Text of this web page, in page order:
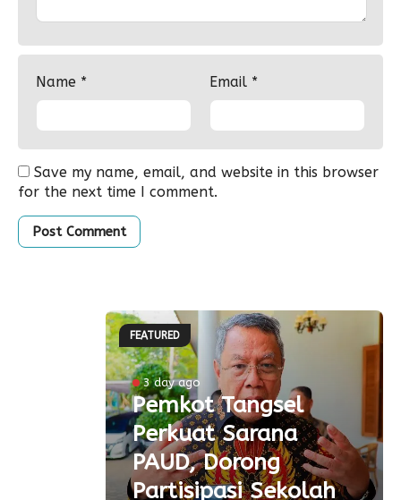
Name * Email *
Save my name, email, and website in this browser
for the next time I comment.
FEATURED
3 day ago
Pemkot Tangsel
Perkuat Sarana
PAUD, Dorong
Partisipasi Sekolah